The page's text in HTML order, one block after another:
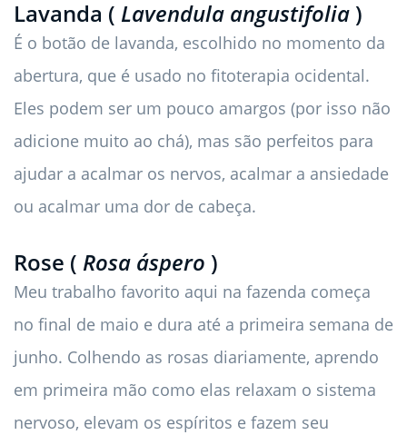
Lavanda ( Lavendula angustifolia )
É o botão de lavanda, escolhido no momento da
abertura, que é usado no fitoterapia ocidental.
Eles podem ser um pouco amargos (por isso não
adicione muito ao chá), mas são perfeitos para
ajudar a acalmar os nervos, acalmar a ansiedade
ou acalmar uma dor de cabeça.
Rose ( Rosa áspero )
Meu trabalho favorito aqui na fazenda começa
no final de maio e dura até a primeira semana de
junho. Colhendo as rosas diariamente, aprendo
em primeira mão como elas relaxam o sistema
nervoso, elevam os espíritos e fazem seu